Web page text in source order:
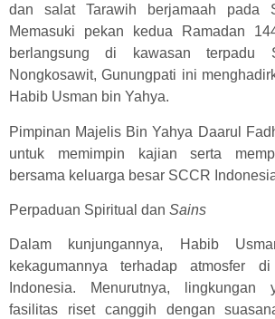
dan salat Tarawih berjamaah pada
Memasuki pekan kedua Ramadan
berlangsung di kawasan terpadu
Nongkosawit, Gunungpati ini
Habib Usman bin Yahya.
Pimpinan Majelis Bin Yahya Daarul
untuk memimpin kajian serta
bersama keluarga besar SCCR
Perpaduan Spiritual dan Sains
Dalam kunjungannya, Habib
kekagumannya terhadap atmosfer
Indonesia. Menurutnya, lingkungan
fasilitas riset canggih dengan